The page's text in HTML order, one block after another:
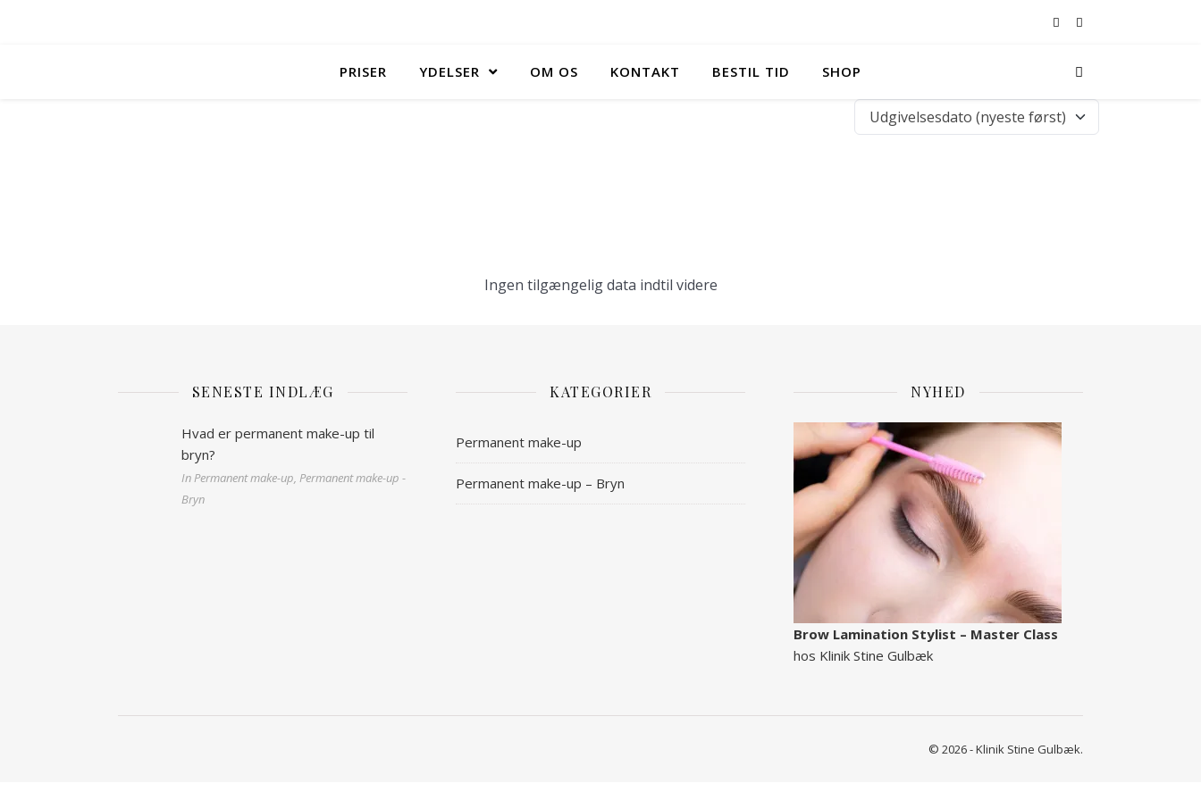
PRISER YDELSER OM OS KONTAKT BESTIL TID SHOP
Ingen tilgængelig data indtil videre
SENESTE INDLÆG
Hvad er permanent make-up til
bryn?
In Permanent make-up, Permanent make-up -
Bryn
KATEGORIER
Permanent make-up
Permanent make-up – Bryn
NYHED
Brow Lamination Stylist – Master Class
hos Klinik Stine Gulbæk
© 2026 - Klinik Stine Gulbæk.